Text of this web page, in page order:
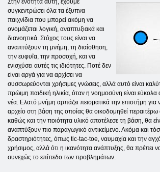
Στην ενότητα αυτή, έχουμε
συγκεντρώσει όλα τα έξυπνα
παιχνίδια που μπορεί ακόμη να
ονομάζεται λογική, αναπτυξιακά και
διανοητικά. Στόχος τους είναι να
αναπτύξουν τη μνήμη, τη διαίσθηση,
την ευφυΐα, την προσοχή, και να
ενισχύσει αυτές τις ιδιότητες. Ποτέ δεν
είναι αργά για να αρχίσει να
συσσωρεύονται χρήσιμες γνώσεις, αλλά αυτό είναι
πρώιμη παιδική ηλικία, όταν η νοημοσύνη είναι
νέα. Ελατό μνήμη αρπάζει πεισματικά την επιστήμη για
αρχείο στη βάση της οποίας θα οικοδομηθεί περαιτέρω
καθώς και την ποιότητα υλικό αποτέλεσε τη βάση, θα
αναπτύξουν πιο παραγωγικό αντικείμενο. Ακόμα και
δραστηριότητες, όπως tic-tac-toe, ναυμαχία και την
χρήσιμος, αλλά ότι η ικανότητα ανάπτυξης, θα πρέπει
συνεχώς το επίπεδο των προβλημάτων.